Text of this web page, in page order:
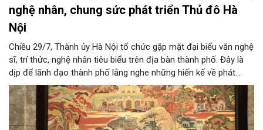
nghệ nhân, chung sức phát triển Thủ đô Hà
Nội
Chiều 29/7, Thành ủy Hà Nội tổ chức gặp mặt đại biểu văn nghệ
sĩ, trí thức, nghệ nhân tiêu biểu trên địa bàn thành phố. Đây là
dịp để lãnh đạo thành phố lắng nghe những hiến kế về phát
triển khoa học công nghệ, đổi mới sáng tạo, công nghiệp văn
hóa và phát huy nguồn lực con người, góp phần tạo động lực
mới cho sự phát triển nhanh, bền vững của Thủ đô.